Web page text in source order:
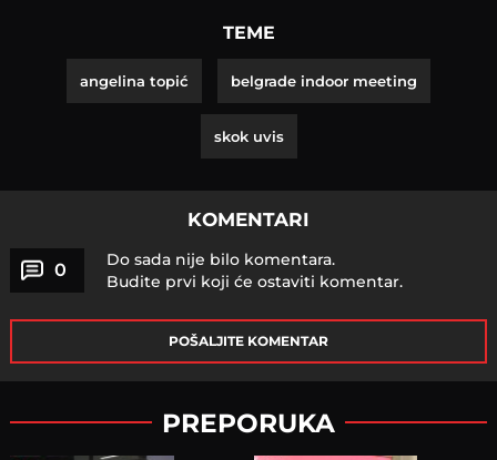
TEME
angelina topić belgrade indoor meeting
skok uvis
KOMENTARI
0
Do sada nije bilo komentara.
Budite prvi koji će ostaviti komentar.
POŠALJITE KOMENTAR
PREPORUKA